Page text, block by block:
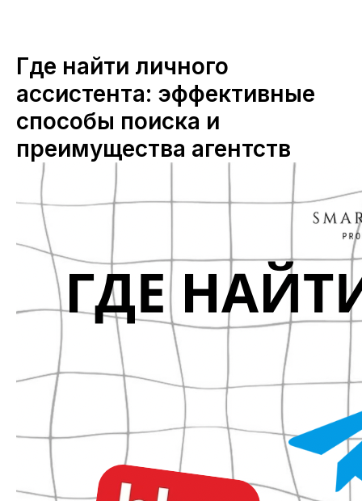
Где найти личного
ассистента: эффективные
способы поиска и
преимущества агентств